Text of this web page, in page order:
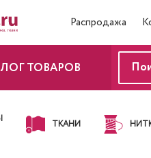
Распродажа
ТОВАРОВ
ТКАНИ